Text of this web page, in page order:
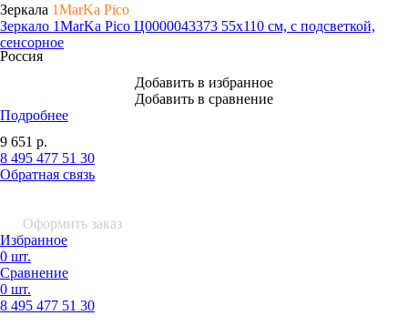
Зеркала 1MarKa Pico
Зеркало 1MarKa Pico Ц0000043373 55х110 см, с подсветкой,
сенсорное
Россия
Добавить в избранное
Добавить в сравнение
Подробнее
9 651 р.
8 495 477 51 30
Обратная связь
Оформить заказ
Избранное
0 шт.
Сравнение
0 шт.
8 495 477 51 30